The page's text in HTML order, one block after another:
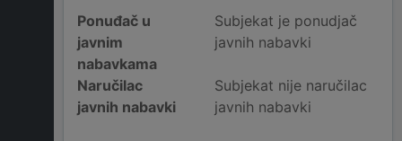
Ponuđač u
javnim
nabavkama
Subjekat je ponudjač
javnih nabavki
Naručilac
javnih nabavki
Subjekat nije naručilac
javnih nabavki